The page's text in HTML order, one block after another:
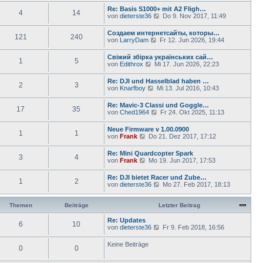
r
a
g
e
i
t
r
a
g
e
s
t
e
r
e
i
r
a
g
4 14
Re: Basis S1000+ mit A2 Fligh…
von dieterste36
N
e
s
t
e
r
e
i
t
r
a
g
Do 9. Nov 2017, 11:49
121 240
Создаем интернетсайты, которы…
von LarryDam
N
e
s
t
e
r
e
i
r
a
g
Fr 12. Jun 2026, 19:44
1 5
Свіжий збірка українських сай…
von Edithrox
N
e
s
t
e
r
e
i
t
r
a
g
Mi 17. Jun 2026, 22:23
2 3
Re: DJI und Hasselblad haben …
von Knarfboy
N
e
s
t
e
r
e
i
t
r
a
g
Mi 13. Jul 2016, 10:43
17 35
Re: Mavic-3 Classi und Goggle…
von Ched1964
N
e
s
t
e
r
e
i
t
r
a
Fr 24. Okt 2025, 11:13
1 1
Neue Firmware v 1.00.0900
von Frank
N
e
s
t
e
r
e
t
a
Do 21. Dez 2017, 17:12
3 4
Re: Mini Quardcopter Spark
von Frank
N
e
s
t
i
t
r
Mo 19. Jun 2017, 17:53
1 2
Re: DJI bietet Racer und Zube…
von dieterste36
N
u
e
s
e
t
Mo 27. Feb 2017, 18:13
Themen Beiträge Letzter Beitrag
6 10
Re: Updates
von dieterste36
NFr 9. Feb 2018, 16:56
0 0 Keine Beiträge